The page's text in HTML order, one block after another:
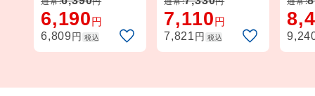
(30786***)
6,190円
6,809円 税込
7,110円
7,821円 税込